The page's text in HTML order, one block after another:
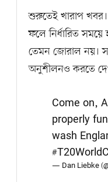
শুরুতেই খারাপ খবর।
ফলে নির্ধারিত
তেমন জোরাল নয়।
অনুশীলনও করতে
Come on,
properly
wash
— Dan Liebke